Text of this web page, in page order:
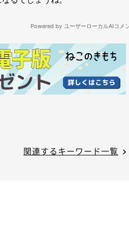
関連するキーワード一覧